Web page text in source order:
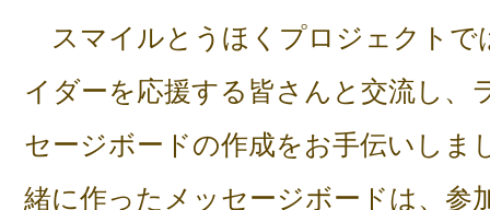
スマイルとうほくプロジェクトで
イダーを応援する皆さんと交流し、
セージボードの作成をお手伝いしま
緒に作ったメッセージボードは、参